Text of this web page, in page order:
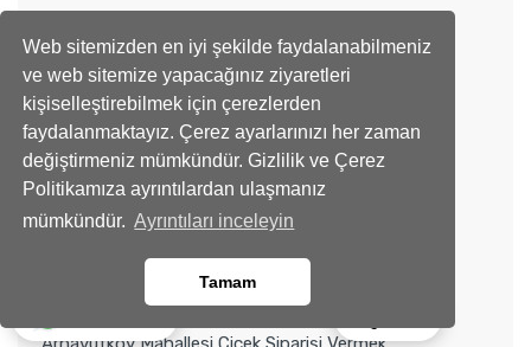
Web sitemizden en iyi şekilde faydalanabilmeniz
ve web sitemize yapacağınız ziyaretleri
kişiselleştirebilmek için çerezlerden
faydalanmaktayız. Çerez ayarlarınızı her zaman
değiştirmeniz mümkündür. Gizlilik ve Çerez
Politikamıza ayrıntılardan ulaşmanız
mümkündür. Ayrıntıları inceleyin
Tamam
Gayrettepe Mahallesi Çiçek Siparişi Vermek
Etiler Mahallesi Çiçek Siparişi Vermek
Dikilitaş Mahallesi Çiçek Siparişi Vermek
Baltalimanı Mahallesi Çiçek Siparişi Vermek
Cihannüma Mahallesi Çiçek Siparişi Vermek
Bebek Mahallesi Çiçek Siparişi Vermek
Balmumcu Mahallesi Çiçek Siparişi Vermek